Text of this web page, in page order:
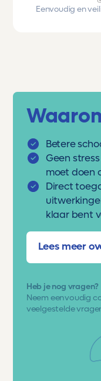
Eenvoudig en
Betere
Geen
moet doen
Direct
klaar bent
Lees meer
Heb je nog vragen?
Neem eenvoudig
veelgestelde